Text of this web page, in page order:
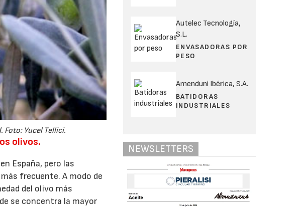
Foto: Yucel Tellici.
olivos.
España, pero las
frecuente. A modo de
del olivo más
se concentra la mayor
Autelec Tecnología,
S.L.
ENVASADORAS POR
PESO
Amenduni Ibérica, S.A.
BATIDORAS
INDUSTRIALES
NEWSLETTERS